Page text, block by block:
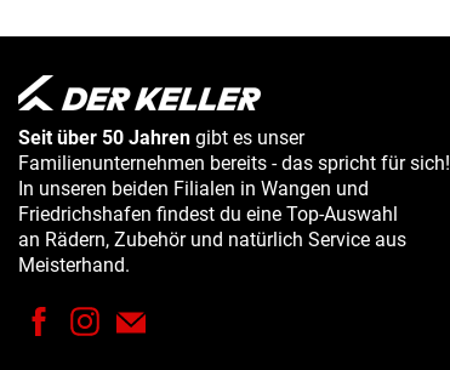
Seit über 50 Jahren gibt es unser
Familienunternehmen bereits - das spricht für sich!
In unseren beiden Filialen in Wangen und
Friedrichshafen findest du eine Top-Auswahl
an Rädern, Zubehör und natürlich Service aus
Meisterhand.